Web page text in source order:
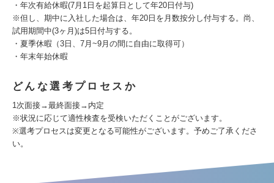
・年次有給休暇(7月1日を起算日として年20日付与)
※但し、期中に入社した場合は、年20日を月数按分し付与する。尚、
試用期間中(3ヶ月)は5日付与する。
・夏季休暇（3日、7月~9月の間に自由に取得可）
・年末年始休暇
どんな選考プロセスか
1次面接→最終面接→内定
※状況に応じて適性検査を受検いただくことがございます。
※選考プロセスは変更となる可能性がございます。予めご了承くださ
い。